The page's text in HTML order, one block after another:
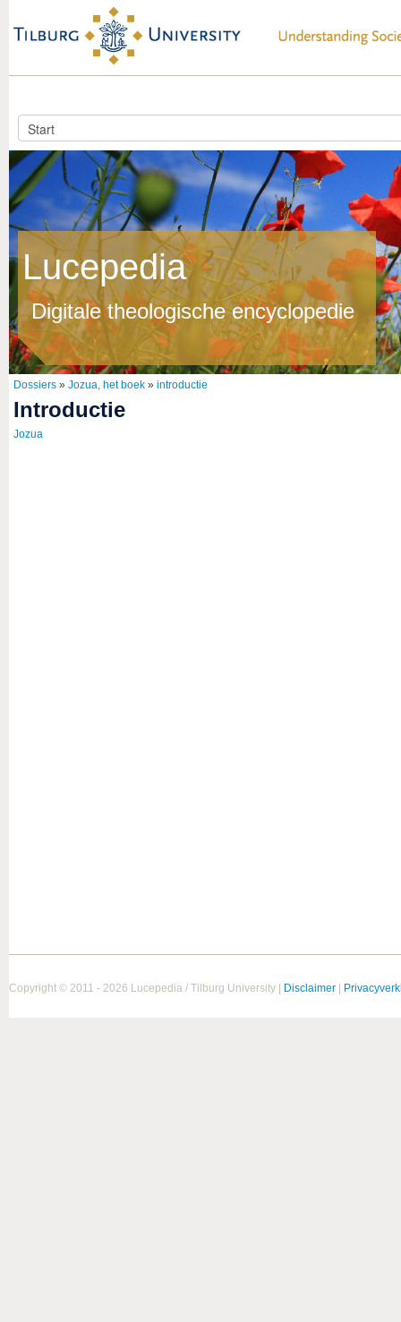
Lucepedia
Digitale theologische encyclopedie
Dossiers » Jozua, het boek » introductie
introductie
Jozua
Copyright © 2011 - 2026 Lucepedia / Tilburg University | Disclaimer